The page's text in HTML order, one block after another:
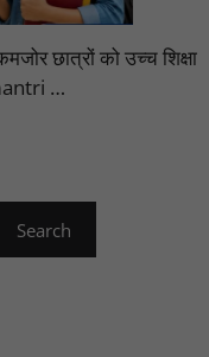
छात्रों को उच्च शिक्षा
…
Search